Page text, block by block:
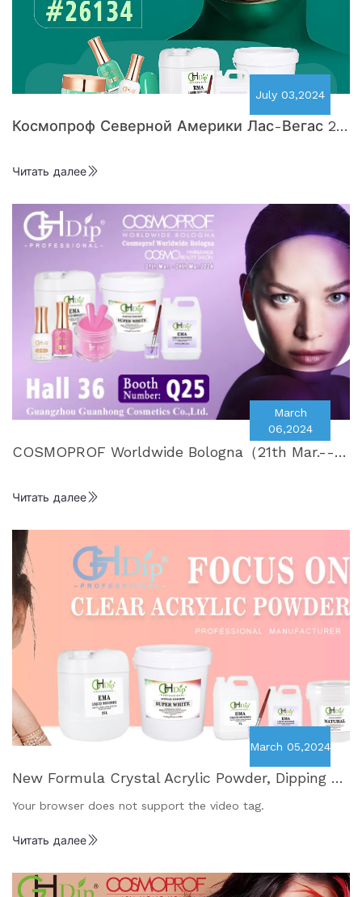
Космопроф Северной Америки Лас-Вегас 23
July 03,2024
Читать далее
COSMOPROF Worldwide Bologna（21th Mar.--24
March
06,2024
Читать далее
New Formula Crystal Acrylic Powder, Dipping Po
March 05,2024
Your browser does not support the video tag.
Читать далее